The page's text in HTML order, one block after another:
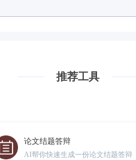
推荐工具
论文结题答辩
AI帮你快速生成一份论文结题答辩